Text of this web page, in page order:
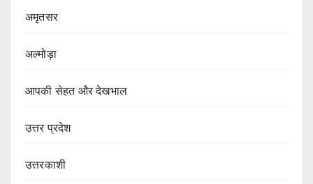
अमृतसर
अल्मोड़ा
आपकी सेहत और देखभाल
उत्तर प्रदेश
उत्तरकाशी